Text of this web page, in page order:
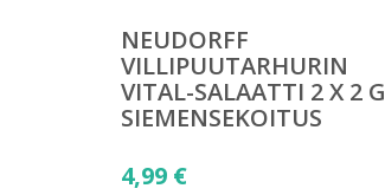
NEUDORFF
VILLIPUUTARHURIN
VITAL-SALAATTI 2 X 2 G
SIEMENSEKOITUS
4,99 €